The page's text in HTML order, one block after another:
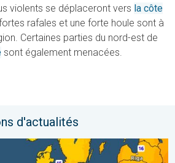
violents se déplaceront vers la côte
rafales et une forte houle sont à
Certaines parties du nord-est de
sont également menacées.
d'actualités
en perspective. Europe occidentale. . .